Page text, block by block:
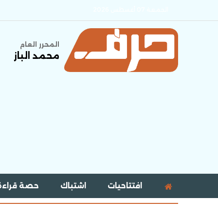
المحرر العام
محمد الباز
افتتاحيات اشتباك حصة